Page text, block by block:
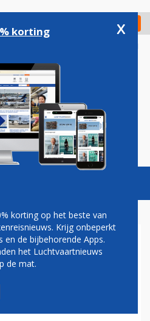
Check in
Vacatures
OP
HET
korting x
korting op het beste van
Krijg onbeperkt
de bijbehorende Apps.
het Luchtvaartnieuws
de mat.